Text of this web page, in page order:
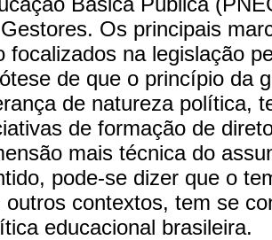
Os principais
focalizados na legislação
de que o princípio da
de natureza política,
de formação de
mais técnica do
pode-se dizer que o
outros contextos, tem se
educacional brasileira.